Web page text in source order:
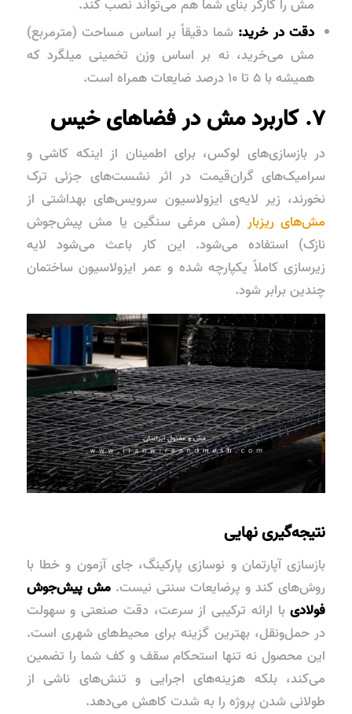
مش را کارگر بنای شما هم می‌تواند نصب کند.
دقت در خرید: شما دقیقاً بر اساس مساحت (مترمربع)
مش می‌خرید، نه بر اساس وزن تخمینی میلگرد که
همیشه با ۵ تا ۱۰ درصد ضایعات همراه است.
۷. کاربرد مش در فضاهای خیس
در بازسازی‌های لوکس، برای اطمینان از اینکه کاشی و
سرامیک‌های گران‌قیمت در اثر نشست‌های جزئی ترک
نخورند، زیر لایه‌ی ایزولاسیون سرویس‌های بهداشتی از
مش‌های ریزبار (مش مرغی سنگین یا مش پیش‌جوش
نازک) استفاده می‌شود. این کار باعث می‌شود لایه
زیرسازی کاملاً یکپارچه شده و عمر ایزولاسیون ساختمان
چندین برابر شود.
نتیجه‌گیری نهایی
بازسازی آپارتمان و نوسازی پارکینگ، جای آزمون و خطا با
روش‌های کند و پرضایعات سنتی نیست.مش پیش‌جوش
فولادیبا ارائه ترکیبی از سرعت، دقت صنعتی و سهولت
در حمل‌ونقل، بهترین گزینه برای محیط‌های شهری است.
این محصول نه تنها استحکام سقف و کف شما را تضمین
می‌کند، بلکه هزینه‌های اجرایی و تنش‌های ناشی از
طولانی شدن پروژه را به شدت کاهش می‌دهد.